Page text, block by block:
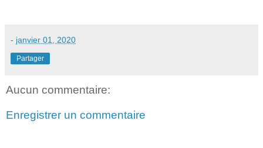
- janvier 01, 2020
Partager
Aucun commentaire:
Enregistrer un commentaire